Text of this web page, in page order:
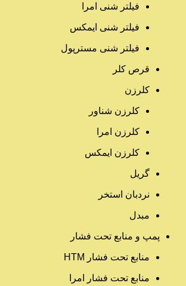
فیلتر شنی امرا
فیلتر شنی ایمکس
فیلتر شنی مسترپول
قرص کلر
کلرزن
کلرزن شناور
کلرزن امرا
کلرزن ایمکس
گریل
نردبان استخر
مبدل
پمپ و منابع تحت فشار
منابع تحت فشار HTM‎
منابع تحت فشار امرا